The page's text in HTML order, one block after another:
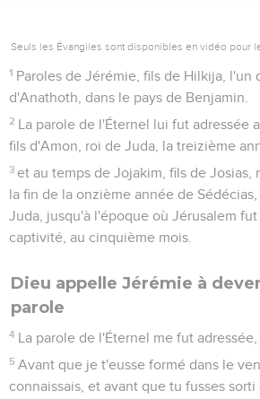
Seuls les Évangiles sont disponibles en vidéo pour
1 Paroles de Jérémie, fils de Hilkija, l'un
d'Anathoth, dans le pays de Benjamin.
2 La parole de l'Éternel lui fut adressée
fils d'Amon, roi de Juda, la treizième
3 et au temps de Jojakim, fils de Josias,
la fin de la onzième année de
Juda, jusqu'à l'époque où Jérusalem
captivité, au cinquième mois.
Dieu appelle Jérémie à
parole
4 La parole de l'Éternel me fut
5 Avant que je t'eusse formé dans le
connaissais, et avant que tu fusses